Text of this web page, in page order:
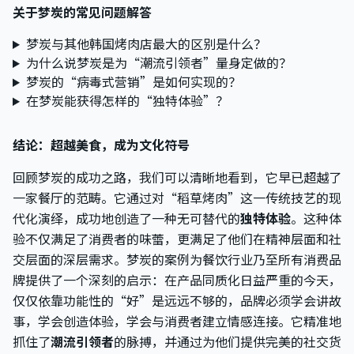
关于梦炭的常见问题解答
梦炭与其他韩国烤肉店最大的区别是什么？
为什么说梦炭是为“潮流引领者”量身定做的？
梦炭的“病毒式营销”是如何实现的？
在梦炭能获得怎样的“独特体验”？
结论：超越美食，成为文化符号
回顾梦炭的成功之路，我们可以清晰地看到，它早已超越了
一家餐厅的范畴。它通过对“稻草烤肉”这一传统技艺的现
代化演绎，成功地创造了一种无可替代的独特体验。这种体
验不仅满足了消费者的味蕾，更满足了他们在精神层面和社
交层面的深层需求。梦炭的案例为餐饮行业乃至所有消费品
牌提供了一个深刻的启示：在产品同质化日益严重的今天，
仅仅依靠功能性的“好”是远远不够的，品牌必须学会讲故
事，学会创造体验，学会与消费者建立情感连接。它精准地
抓住了潮流引领者的脉搏，并通过为他们提供完美的社交货